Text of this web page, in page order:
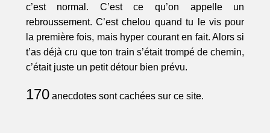
c’est normal. C’est ce qu’on appelle un
rebroussement. C’est chelou quand tu le vis pour
la première fois, mais hyper courant en fait. Alors si
t’as déjà cru que ton train s’était trompé de chemin,
c’était juste un petit détour bien prévu.
170anecdotes sont cachées sur ce site.